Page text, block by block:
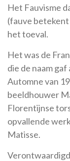
Het Fauvisme
(fauve betekent
het toeval.
Het was de
die de naam gaf
Automne van
beeldhouwer
Florentijnse
opvallende
Matisse.